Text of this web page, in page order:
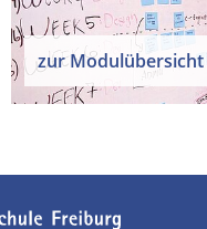
zur Modulübersicht